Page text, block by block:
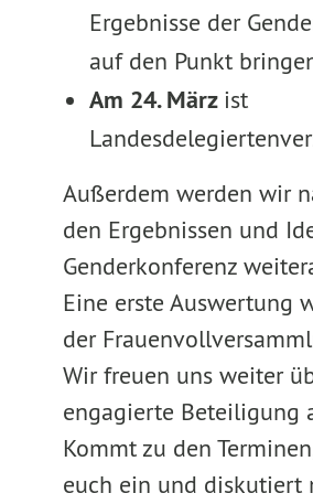
Ergebnisse der
auf den Punkt
Am 24. März ist
Außerdem werden wir
den Ergebnissen und
Genderkonferenz
Eine erste Auswertung
der
Wir freuen uns weiter
engagierte Beteiligung
Kommt zu den
euch ein und diskutiert